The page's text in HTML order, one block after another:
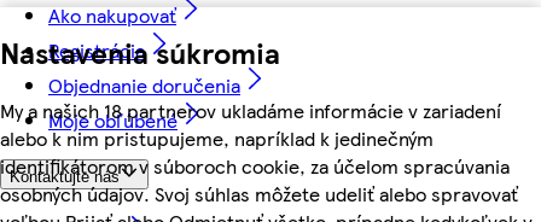
Nastavenia súkromia
My a našich 18 partnerov ukladáme informácie v zariadení
alebo k nim pristupujeme, napríklad k jedinečným
identifikátorom v súboroch cookie, za účelom spracúvania
osobných údajov. Svoj súhlas môžete udeliť alebo spravovať
Ako nakupovať
Registrácia
Objednanie doručenia
Moje obľúbené
Kontaktujte nás